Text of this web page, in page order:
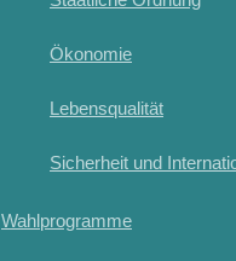
Ökonomie
Lebensqualität
Sicherheit und
Wahlprogramme